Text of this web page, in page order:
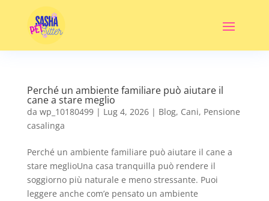
Perché un ambiente familiare può aiutare il
cane a stare meglio
da wp_10180499| Lug 4, 2026| Blog, Cani, Pensione
casalinga
Perché un ambiente familiare può aiutare il cane a
stare meglioUna casa tranquilla può rendere il
soggiorno più naturale e meno stressante. Puoi
leggere anche com’e pensato un ambiente